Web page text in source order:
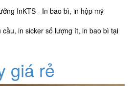
InKTS - In bao bì, in hộp mỹ
cầu, in sicker số lượng ít, in bao bì tại
giá rẻ